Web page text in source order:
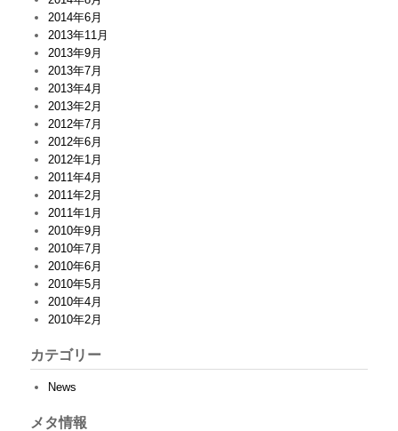
2014年6月
2013年11月
2013年9月
2013年7月
2013年4月
2013年2月
2012年7月
2012年6月
2012年1月
2011年4月
2011年2月
2011年1月
2010年9月
2010年7月
2010年6月
2010年5月
2010年4月
2010年2月
カテゴリー
News
メタ情報